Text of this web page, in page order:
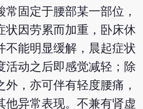
常固定于腰部某一部位，
状因劳累而加重，卧床休
不能明显缓解，晨起症状
活动之后即感觉减轻；除
外，亦可伴有轻度腰痛，
他异常表现。不兼有肾虚